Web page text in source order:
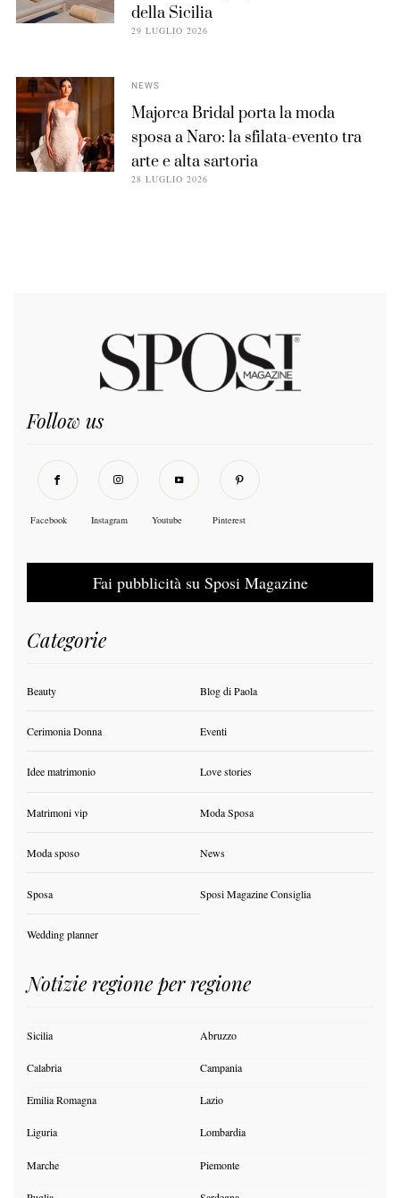
della Sicilia
29 LUGLIO 2026
NEWS
Majorca Bridal porta la moda
sposa a Naro: la sfilata-evento tra
arte e alta sartoria
28 LUGLIO 2026
Follow us
Facebook Instagram Youtube Pinterest
Fai pubblicità su Sposi Magazine
Categorie
Beauty Blog di Paola
Cerimonia Donna Eventi
Idee matrimonio Love stories
Matrimoni vip Moda Sposa
Moda sposo News
Sposa Sposi Magazine Consiglia
Wedding planner
Notizie regione per regione
Sicilia Abruzzo
Calabria Campania
Emilia Romagna Lazio
Liguria Lombardia
Marche Piemonte